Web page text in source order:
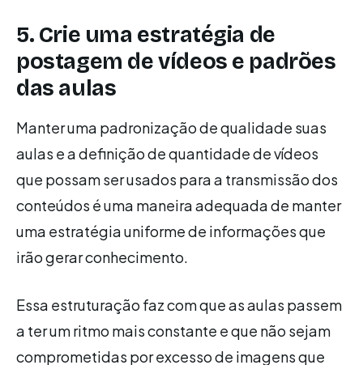
5. Crie uma estratégia de
postagem de vídeos e padrões
das aulas
Manter uma padronização de qualidade suas
aulas e a definição de quantidade de vídeos
que possam ser usados para a transmissão dos
conteúdos é uma maneira adequada de manter
uma estratégia uniforme de informações que
irão gerar conhecimento.
Essa estruturação faz com que as aulas passem
a ter um ritmo mais constante e que não sejam
comprometidas por excesso de imagens que